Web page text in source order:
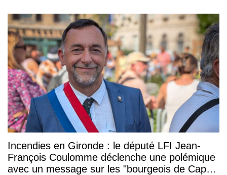
Incendies en Gironde : le député LFI Jean-
François Coulomme déclenche une polémique
avec un message sur les "bourgeois de Cap-